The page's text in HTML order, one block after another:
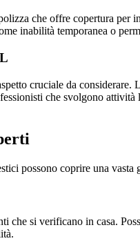
che offre copertura per
inabilità temporanea o
cruciale da
che svolgono
possono coprire una
che si verificano in casa.